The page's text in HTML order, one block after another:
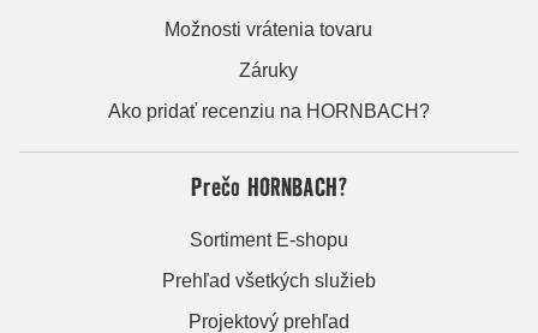
Možnosti vrátenia tovaru
Záruky
Ako pridať recenziu na HORNBACH?
Prečo HORNBACH?
Sortiment E-shopu
Prehľad všetkých služieb
Projektový prehľad